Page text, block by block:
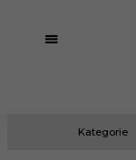
Kategorie